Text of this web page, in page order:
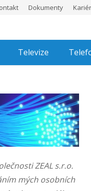
Dokumenty
Televize
ZEAL s.r.o.
mých osobních